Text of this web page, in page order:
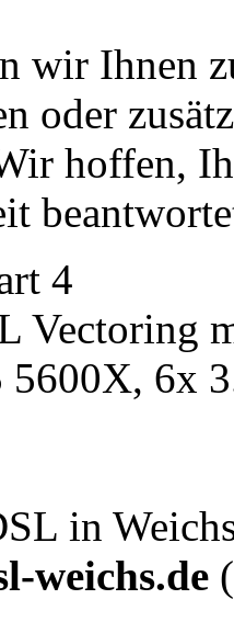
wir Ihnen
oder
hoffen,
4
Vectoring
5600X, 6x
in
weichs.de